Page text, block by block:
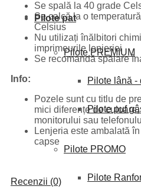
Pilote pat
Pilote PREMIUM
Pilote lână -
Pilote puf
Pilote PROMO
Pilote
Se spală la 40 grade
Se calcă la o
Celsius
Nu utilizați înălbitori
imprimeurile lenjeriei
Se recomandă spălare
Info:
Pozele sunt cu titlu de
mici diferențe de
monitorului sau
Lenjeria este ambalată
capse
Recenzii (0)